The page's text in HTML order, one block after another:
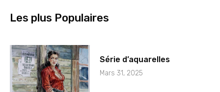
Les plus Populaires
Série d’aquarelles
Mars 31, 2025